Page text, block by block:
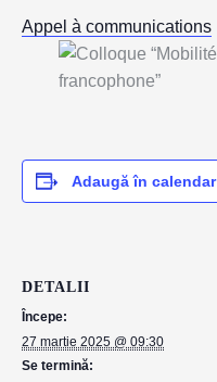
Appel à communications
Adaugă în calendar
DETALII
Începe:
27 martie 2025 @ 09:30
Se termină: